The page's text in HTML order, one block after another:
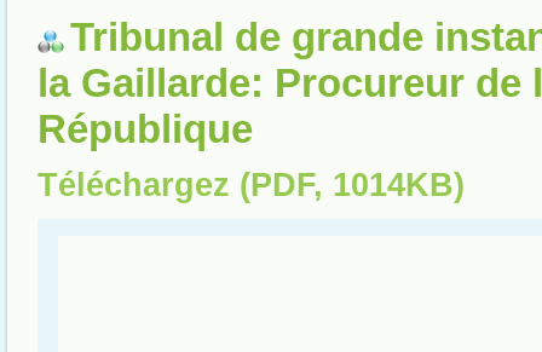
Tribunal de grande
la Gaillarde: Procureur de
République
Téléchargez (PDF, 1014KB)